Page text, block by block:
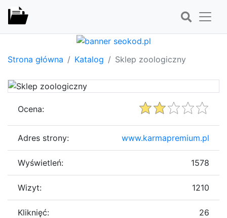
Strona główna Katalog Sklep zoologiczny
Ocena:
Adres strony: www.karmapremium.pl
Wyświetleń: 1578
Wizyt: 1210
Kliknięć: 26